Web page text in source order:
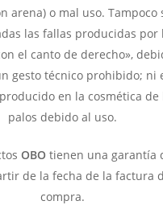
arena) o mal uso. Tampoco
las fallas producidas por
el canto de derecho»,
gesto técnico prohibido; ni
en la cosmética de
palos debido al uso.
OBO tienen una garantía
de la fecha de la factura
compra.